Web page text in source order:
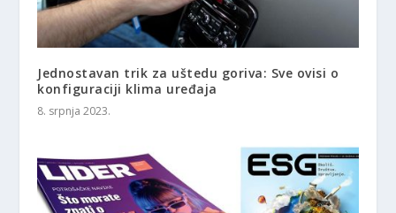
Jednostavan trik za uštedu goriva: Sve ovisi o
konfiguraciji klima uređaja
8. srpnja 2023.